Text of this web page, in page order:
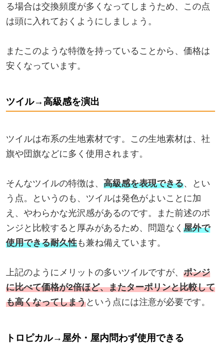
る場合は交換頻度が多くなってしまうため、この点
は頭に入れておくようにしましょう。
またこのような特徴を持っていることから、価格は
安くなっています。
ツイル→高級感を演出
ツイルは布系の生地素材です。この生地素材は、社
旗や団旗などに多く使用されます。
そんなツイルの特徴は、 高級感を表現できる、とい
う点。というのも、ツイルは発色がよいことに加
え、やわらかな光沢感があるのです。また前述のポ
ンジと比較すると厚みがあるため、問題なく 屋外で
使用できる耐久性も兼ね備えています。
上記のようにメリットの多いツイルですが、 ポンジ
に比べて価格が2倍ほど、またターポリンと比較して
も高くなってしまうという点には注意が必要です。
トロピカル→屋外・屋内問わず使用できる